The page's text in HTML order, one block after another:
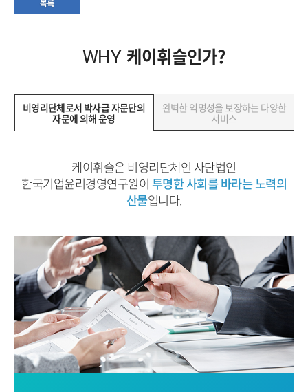
WHY 케이휘슬인가?
비영리단체로서 박사급 자문단의
자문에 의해 운영
완벽한 익명성을 보장하는 다양한
서비스
케이휘슬은 비영리단체인 사단법인
한국기업윤리경영연구원이투명한 사회를 바라는 노력의
산물입니다.